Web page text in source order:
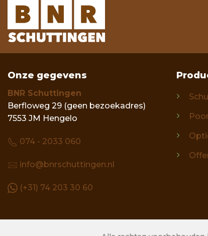
Onze gegevens
BNR Schuttingen
Berfloweg 29 (geen bezoekadres)
7553 JM Hengelo
074 - 2033 060
info@bnrschuttingen.nl
(+31) 74 203 30 60